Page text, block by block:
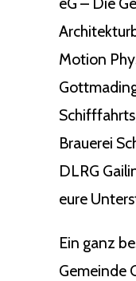
Motion
Brauerei
DLRG
eure
Ein ganz
Gemeinde